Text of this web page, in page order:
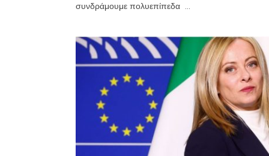
συνδράμουμε πολυεπίπεδα ...